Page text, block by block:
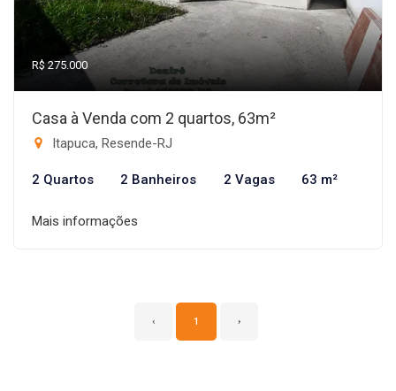
R$ 275.000
Casa à Venda com 2 quartos, 63m²
Itapuca, Resende-RJ
2 Quartos 2 Banheiros 2 Vagas 63 m²
Mais informações
‹ 1 ›